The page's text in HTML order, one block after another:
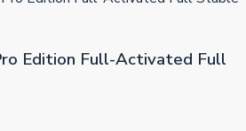
Edition Full-Activated Full